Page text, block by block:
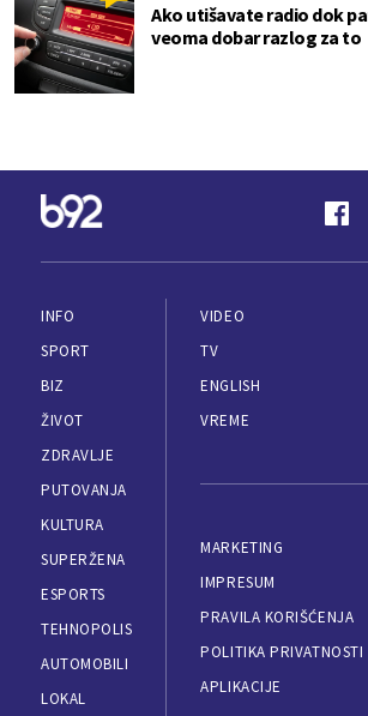
Ako utišavate radio dok
veoma dobar razlog za to
INFO
SPORT
BIZ
ŽIVOT
ZDRAVLJE
PUTOVANJA
KULTURA
SUPERŽENA
ESPORTS
TEHNOPOLIS
AUTOMOBILI
LOKAL
VIDEO
TV
ENGLISH
VREME
MARKETING
IMPRESUM
PRAVILA KORIŠĆENJA
POLITIKA PRIVATNOSTI
APLIKACIJE